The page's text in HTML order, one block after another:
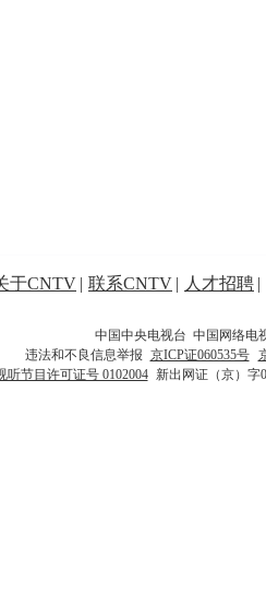
于CNTV | 联系CNTV | 人才招聘 |
中国中央电视台 中国网络电
违法和不良信息举报 京ICP证060535号
听节目许可证号 0102004 新出网证（京）